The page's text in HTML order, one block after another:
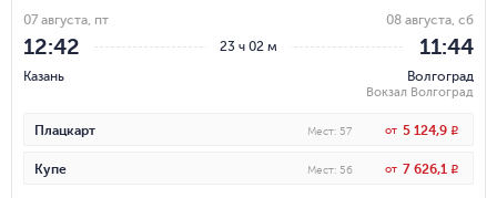
23 ч 02 м
07 августа, пт
12:42
Казань
08 августа, сб
11:44
Волгоград
Вокзал Волгоград
Плацкарт Мест: 57 от 5 124,9 R
Купе Мест: 56 от 7 626,1 R